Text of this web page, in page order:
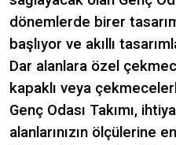
dönemlerde birer
başlıyor ve akıllı
Dar alanlara özel
kapaklı veya
Genç Odası Takımı,
alanlarınızın ölçülerine